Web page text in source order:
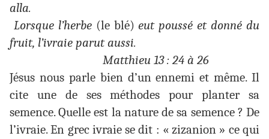
alla.
Lorsque l’herbe (le blé) eut poussé et donné du
fruit, l’ivraie parut aussi.
Matthieu 13 : 24 à 26
Jésus nous parle bien d’un ennemi et même. Il
cite une de ses méthodes pour planter sa
semence. Quelle est la nature de sa semence ? De
l’ivraie. En grec ivraie se dit : « zizanion » ce qui